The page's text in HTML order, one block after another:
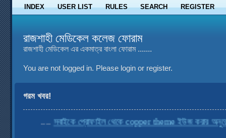
INDEX USER LIST RULES SEARCH REGISTER
রাজশাহী মেডিকেল কলেজ ফোরাম
রাজশাহী মেডিকেল এর একমাত্র বাংলা ফোরাম .......
You are not logged in. Please login or register.
গরম খবর!
সবাইকে প্রোফাইল থেকে copper theme ইউজ করার অনুরোধ